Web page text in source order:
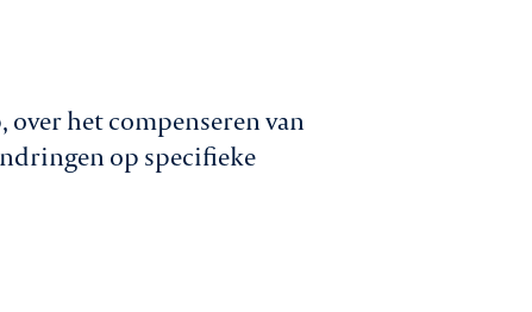
het compenseren van
op specifieke